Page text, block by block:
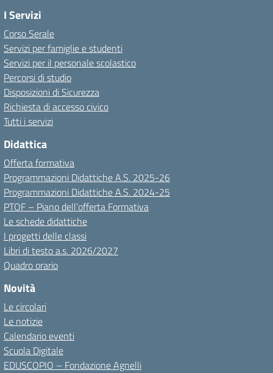
I Servizi
Corso Serale
Servizi per famiglie e studenti
Servizi per il personale scolastico
Percorsi di studio
Disposizioni di Sicurezza
Richiesta di accesso civico
Tutti i servizi
Didattica
Offerta formativa
Programmazioni Didattiche A.S. 2025-26
Programmazioni Didattiche A.S. 2024-25
PTOF – Piano dell’offerta Formativa
Le schede didattiche
I progetti delle classi
Libri di testo a.s. 2026/2027
Quadro orario
Novità
Le circolari
Le notizie
Calendario eventi
Scuola Digitale
EDUSCOPIO – Fondazione Agnelli